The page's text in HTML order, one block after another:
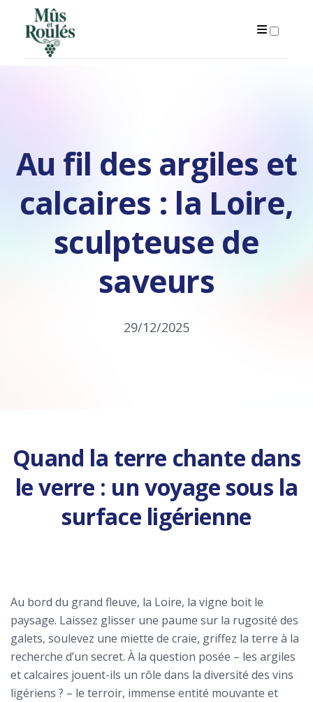
Au fil des argiles et
calcaires : la Loire,
sculpteuse de
saveurs
29/12/2025
Quand la terre chante dans
le verre : un voyage sous la
surface ligérienne
Au bord du grand fleuve, la Loire, la vigne boit le
paysage. Laissez glisser une paume sur la rugosité des
galets, soulevez une miette de craie, griffez la terre à la
recherche d’un secret. À la question posée – les argiles
et calcaires jouent-ils un rôle dans la diversité des vins
ligériens ? – le terroir, immense entité mouvante et